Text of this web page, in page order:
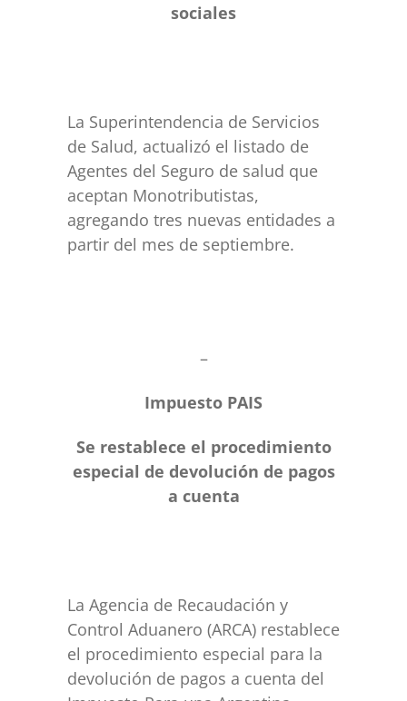
sociales
La Superintendencia de Servicios
de Salud, actualizó el listado de
Agentes del Seguro de salud que
aceptan Monotributistas,
agregando tres nuevas entidades a
partir del mes de septiembre.
–
Impuesto PAIS
Se restablece el procedimiento
especial de devolución de pagos
a cuenta
La Agencia de Recaudación y
Control Aduanero (ARCA) restablece
el procedimiento especial para la
devolución de pagos a cuenta del